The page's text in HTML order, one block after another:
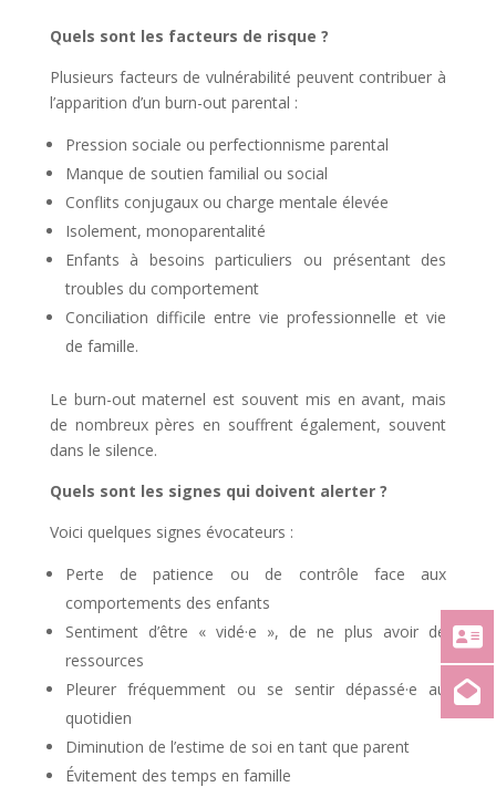
Quels sont les facteurs de risque ?
Plusieurs facteurs de vulnérabilité peuvent contribuer à
l’apparition d’un burn-out parental :
Pression sociale ou perfectionnisme parental
Manque de soutien familial ou social
Conflits conjugaux ou charge mentale élevée
Isolement, monoparentalité
Enfants à besoins particuliers ou présentant des
troubles du comportement
Conciliation difficile entre vie professionnelle et vie
de famille.
Le burn-out maternel est souvent mis en avant, mais
de nombreux pères en souffrent également, souvent
dans le silence.
Quels sont les signes qui doivent alerter ?
Voici quelques signes évocateurs :
Perte de patience ou de contrôle face aux
comportements des enfants
Sentiment d’être « vidé·e », de ne plus avoir de
ressources
Pleurer fréquemment ou se sentir dépassé·e au
quotidien
Diminution de l’estime de soi en tant que parent
Évitement des temps en famille